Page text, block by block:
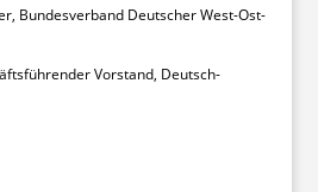
Bundesverband Deutscher West-Ost-
Vorstand, Deutsch-